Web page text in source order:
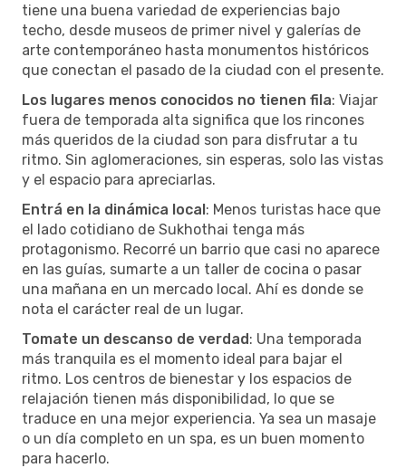
tiene una buena variedad de experiencias bajo
techo, desde museos de primer nivel y galerías de
arte contemporáneo hasta monumentos históricos
que conectan el pasado de la ciudad con el presente.
Los lugares menos conocidos no tienen fila: Viajar
fuera de temporada alta significa que los rincones
más queridos de la ciudad son para disfrutar a tu
ritmo. Sin aglomeraciones, sin esperas, solo las vistas
y el espacio para apreciarlas.
Entrá en la dinámica local: Menos turistas hace que
el lado cotidiano de Sukhothai tenga más
protagonismo. Recorré un barrio que casi no aparece
en las guías, sumarte a un taller de cocina o pasar
una mañana en un mercado local. Ahí es donde se
nota el carácter real de un lugar.
Tomate un descanso de verdad: Una temporada
más tranquila es el momento ideal para bajar el
ritmo. Los centros de bienestar y los espacios de
relajación tienen más disponibilidad, lo que se
traduce en una mejor experiencia. Ya sea un masaje
o un día completo en un spa, es un buen momento
para hacerlo.